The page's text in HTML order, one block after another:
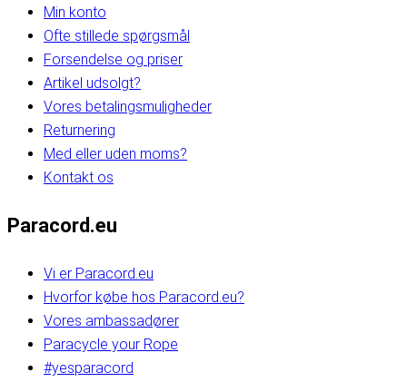
Min konto
Ofte stillede spørgsmål
Forsendelse og priser
Artikel udsolgt?
Vores betalingsmuligheder
Returnering
Med eller uden moms?
Kontakt os
Paracord.eu
Vi er Paracord.eu
Hvorfor købe hos Paracord.eu?
Vores ambassadører
Paracycle your Rope
#yesparacord